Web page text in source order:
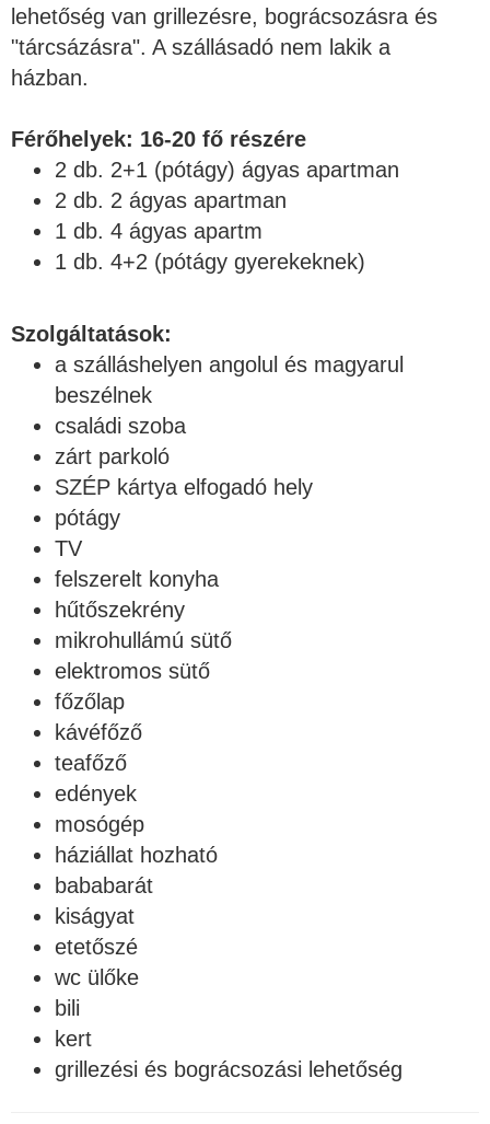
lehetőség van grillezésre, bográcsozásra és
"tárcsázásra". A szállásadó nem lakik a
házban.
Férőhelyek: 16-20 fő részére
2 db. 2+1 (pótágy) ágyas apartman
2 db. 2 ágyas apartman
1 db. 4 ágyas apartm
1 db. 4+2 (pótágy gyerekeknek)
Szolgáltatások:
a szálláshelyen angolul és magyarul
beszélnek
családi szoba
zárt parkoló
SZÉP kártya elfogadó hely
pótágy
TV
felszerelt konyha
hűtőszekrény
mikrohullámú sütő
elektromos sütő
főzőlap
kávéfőző
teafőző
edények
mosógép
háziállat hozható
bababarát
kiságyat
etetőszé
wc ülőke
bili
kert
grillezési és bográcsozási lehetőség